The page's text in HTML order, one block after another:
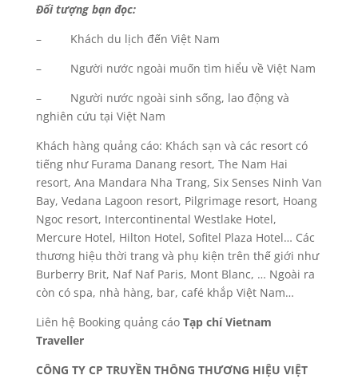
Đối tượng bạn đọc:
– Khách du lịch đến Việt Nam
– Người nước ngoài muốn tìm hiểu về Việt Nam
– Người nước ngoài sinh sống, lao động và
nghiên cứu tại Việt Nam
Khách hàng quảng cáo: Khách sạn và các resort có
tiếng như Furama Danang resort, The Nam Hai
resort, Ana Mandara Nha Trang, Six Senses Ninh Van
Bay, Vedana Lagoon resort, Pilgrimage resort, Hoang
Ngoc resort, Intercontinental Westlake Hotel,
Mercure Hotel, Hilton Hotel, Sofitel Plaza Hotel… Các
thương hiệu thời trang và phụ kiện trên thế giới như
Burberry Brit, Naf Naf Paris, Mont Blanc, … Ngoài ra
còn có spa, nhà hàng, bar, café khắp Việt Nam…
Liên hệ Booking quảng cáo Tạp chí Vietnam
Traveller
CÔNG TY CP TRUYỀN THÔNG THƯƠNG HIỆU VIỆT